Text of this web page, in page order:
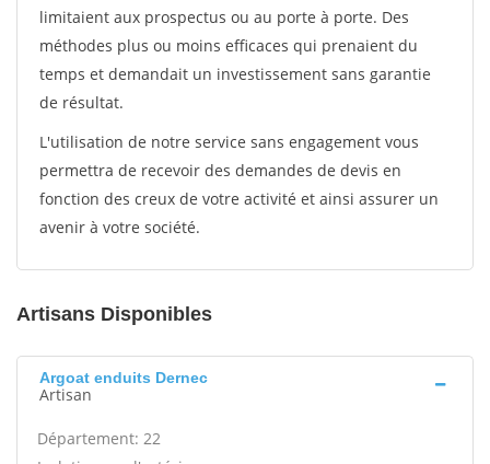
limitaient aux prospectus ou au porte à porte. Des
méthodes plus ou moins efficaces qui prenaient du
temps et demandait un investissement sans garantie
de résultat.
L'utilisation de notre service sans engagement vous
permettra de recevoir des demandes de devis en
fonction des creux de votre activité et ainsi assurer un
avenir à votre société.
Artisans Disponibles
Argoat enduits Dernec
Artisan
Département: 22